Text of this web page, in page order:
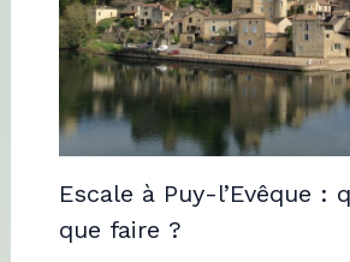
Escale à Puy-l’Evêque :
que faire ?